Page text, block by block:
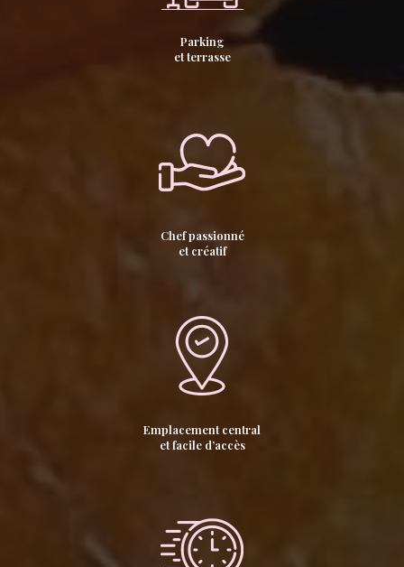
Parking
et terrasse
Chef passionné
et créatif
Emplacement central
et facile d’accès